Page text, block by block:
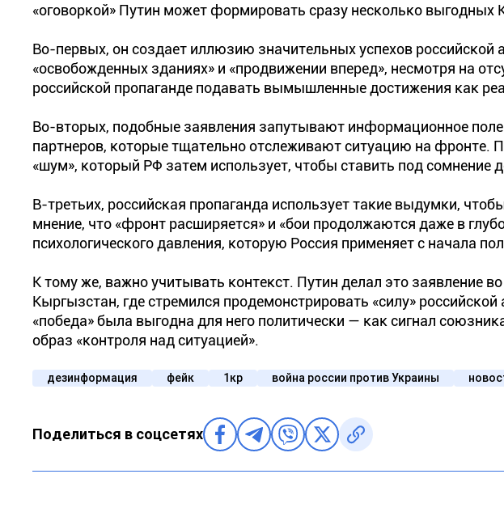
«оговоркой» Путин может формировать сразу несколько выгодных
Во-первых, он создает иллюзию значительных успехов российской
«освобожденных зданиях» и «продвижении вперед», несмотря на
российской пропаганде подавать вымышленные достижения как
Во-вторых, подобные заявления запутывают информационное
партнеров, которые тщательно отслеживают ситуацию на фронте.
«шум», который РФ затем использует, чтобы ставить под сомнение
В-третьих, российская пропаганда использует такие выдумки,
мнение, что «фронт расширяется» и «бои продолжаются даже в
психологического давления, которую Россия применяет с начала
К тому же, важно учитывать контекст. Путин делал это заявление
Кыргызстан, где стремился продемонстрировать «силу»
«победа» была выгодна для него политически — как сигнал
образ «контроля над ситуацией».
дезинформация фейк 1кр война россии против Украины
Поделиться в соцсетях